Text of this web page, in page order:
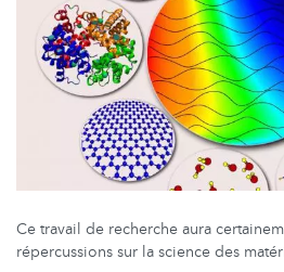
Ce travail de recherche aura
répercussions sur la science des